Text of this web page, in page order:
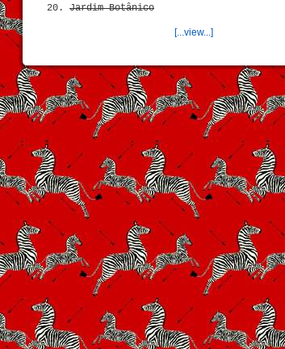
Jardim Botânico
[...view...]